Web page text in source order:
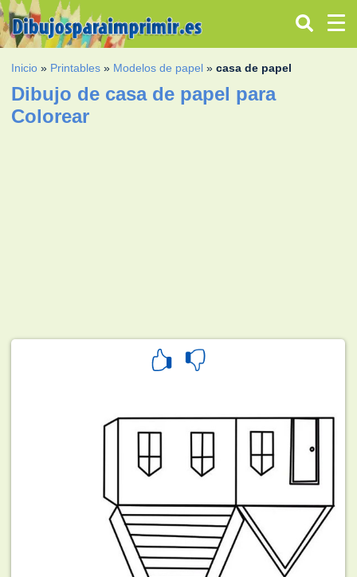
Inicio » Printables » Modelos de papel »casa de papel
Dibujo de casa de papel para
Colorear